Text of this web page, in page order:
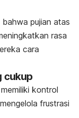
pujian atas
rasa
cara
cukup
kontrol
frustrasi